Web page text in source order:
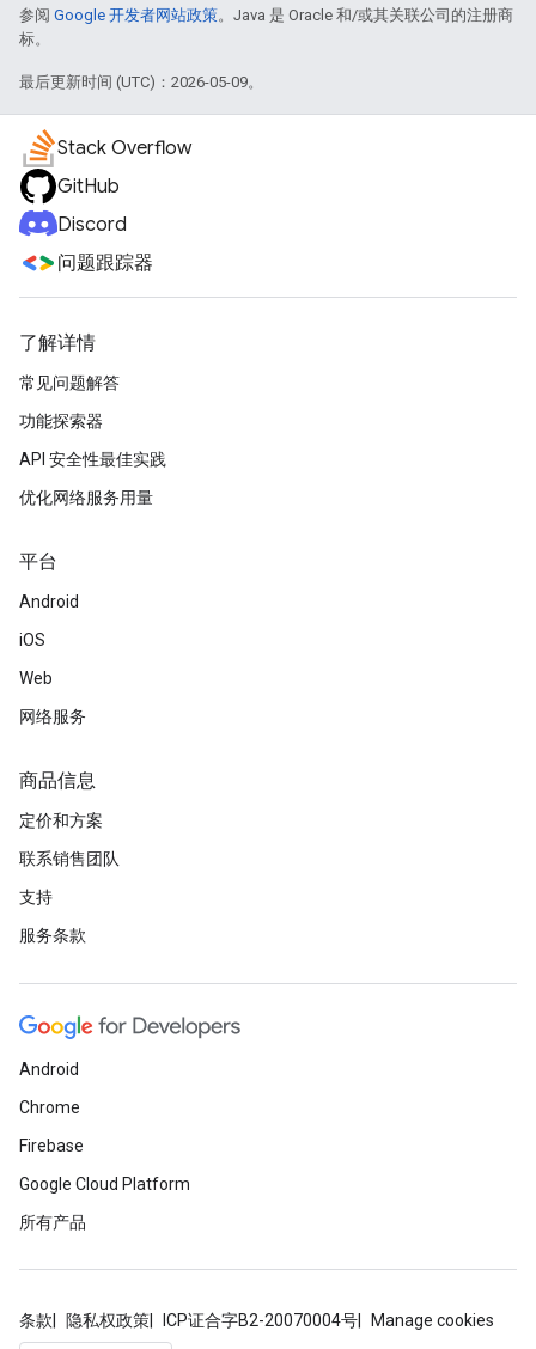
参阅 Google 开发者网站政策。Java 是 Oracle 和/或其关联公司的注册商
标。
最后更新时间 (UTC)：2026-05-09。
Stack Overflow
GitHub
Discord
问题跟踪器
了解详情
常见问题解答
功能探索器
API 安全性最佳实践
优化网络服务用量
平台
Android
iOS
Web
网络服务
商品信息
定价和方案
联系销售团队
支持
服务条款
Android
Chrome
Firebase
Google Cloud Platform
所有产品
条款 隐私权政策 ICP证合字B2-20070004号 Manage cookies